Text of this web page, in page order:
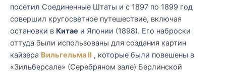
посетил Соединенные Штаты и с 1897 по 1899 год
совершил кругосветное путешествие, включая
остановки в Китае и Японии (1898). Его наброски
оттуда были использованы для создания картин
кайзера Вильгельма II , которые были повешены в
«Зильберсале» (Серебряном зале) Берлинской